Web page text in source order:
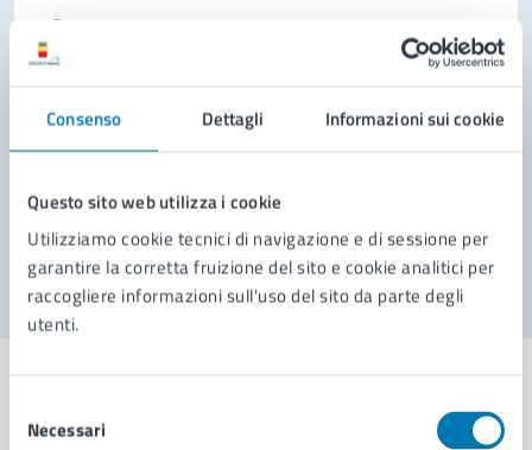
Consenso Dettagli Informazioni sui cookie
Questo sito web utilizza i cookie
Utilizziamo cookie tecnici di navigazione e di sessione per
garantire la corretta fruizione del sito e cookie analitici per
raccogliere informazioni sull'uso del sito da parte degli
utenti.
delNecessari
Prenota appuntamento
Problemi in città
Segnala disservizio